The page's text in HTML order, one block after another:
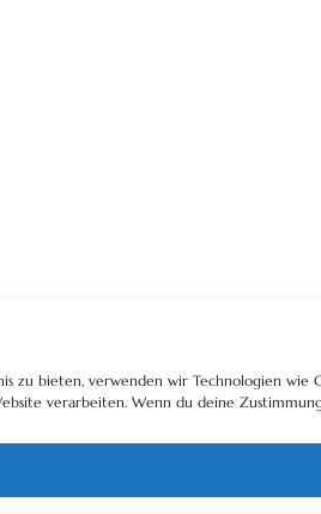
zu bieten, verwenden wir Technologien
verarbeiten. Wenn du deine